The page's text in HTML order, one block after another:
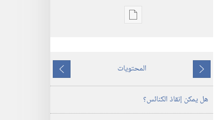
خيارات
المراقبة
(‏الطبعة
ما
يسبق
المحتويات
ما
يلي
هل يمكن إنقاذ الكنائس؟‏